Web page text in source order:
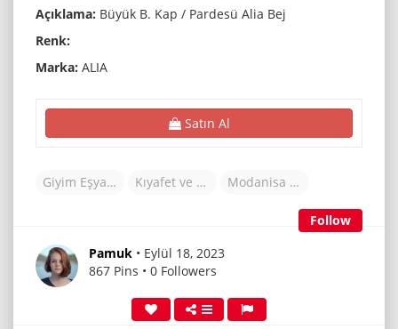
Açıklama: Büyük B. Kap / Pardesü Alia Bej
Renk:
Marka: ALIA
Satın Al
Giyim Eşyaları Kıyafet ve Aksesuarlar Modanisa (TR)
Follow
Pamuk • Eylül 18, 2023
867 Pins • 0 Followers